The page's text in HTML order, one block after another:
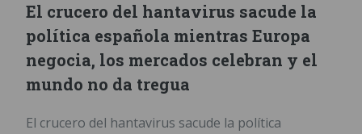
El crucero del hantavirus sacude la
política española mientras Europa
negocia, los mercados celebran y el
mundo no da tregua
El crucero del hantavirus sacude la política